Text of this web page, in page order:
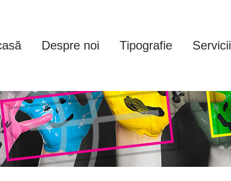
Despre noi Tipografie Servicii